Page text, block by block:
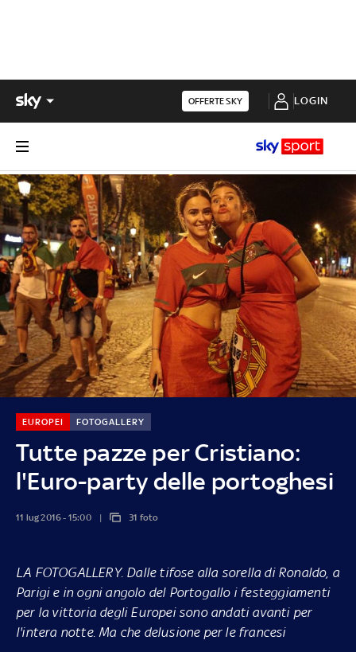
OFFERTE SKY LOGIN
Tutte pazze per Cristiano:
l'Euro-party delle portoghesi
EUROPEI FOTOGALLERY
11 lug 2016 - 15:00 31 foto
LA FOTOGALLERY. Dalle tifose alla sorella di Ronaldo, a
Parigi e in ogni angolo del Portogallo i festeggiamenti
per la vittoria degli Europei sono andati avanti per
l'intera notte. Ma che delusione per le francesi